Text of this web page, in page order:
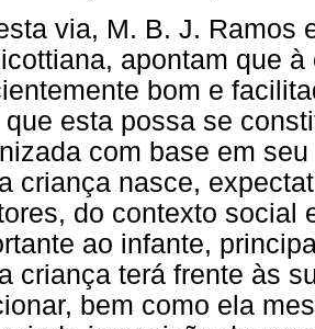
via, M. B. J. Ramos
apontam que
bom e
que esta possa se
com base em
criança nasce,
do contexto social
ao infante,
criança terá frente às
bem como ela